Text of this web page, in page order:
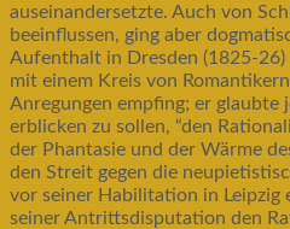
auseinandersetzte. Auch von
beeinflussen, ging aber
Aufenthalt in Dresden (1825-
mit einem Kreis von
Anregungen empfing; er glaubte
erblicken zu sollen, “den
der Phantasie und der Wärme
den Streit gegen die
vor seiner Habilitation in Leipzig
seiner Antrittsdisputation den